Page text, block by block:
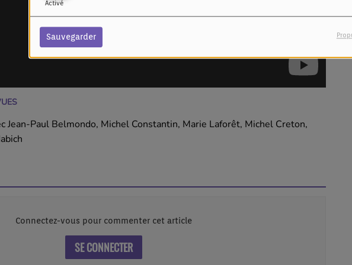
Activé
Sauvegarder
Jean-Paul Belmondo, Michel Constantin, Marie Laforêt, Michel Creton,
Connectez-vous pour commenter cet article
SE CONNECTER